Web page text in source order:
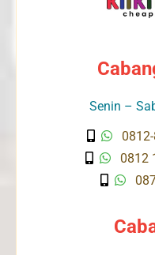
Senin –
0812